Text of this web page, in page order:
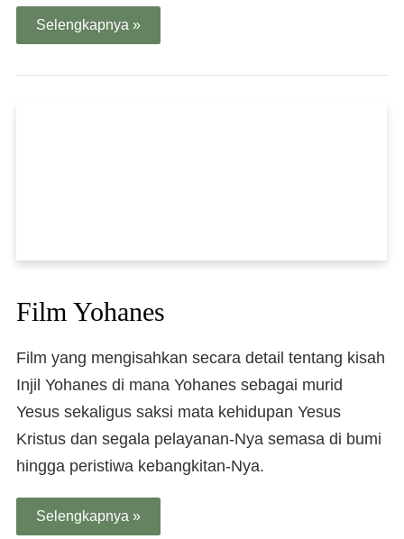
Selengkapnya »
Film Yohanes
Film yang mengisahkan secara detail tentang kisah
Injil Yohanes di mana Yohanes sebagai murid
Yesus sekaligus saksi mata kehidupan Yesus
Kristus dan segala pelayanan-Nya semasa di bumi
hingga peristiwa kebangkitan-Nya.
Selengkapnya »